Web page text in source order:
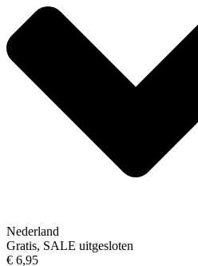
Nederland
Gratis, SALE uitgesloten
€ 6,95